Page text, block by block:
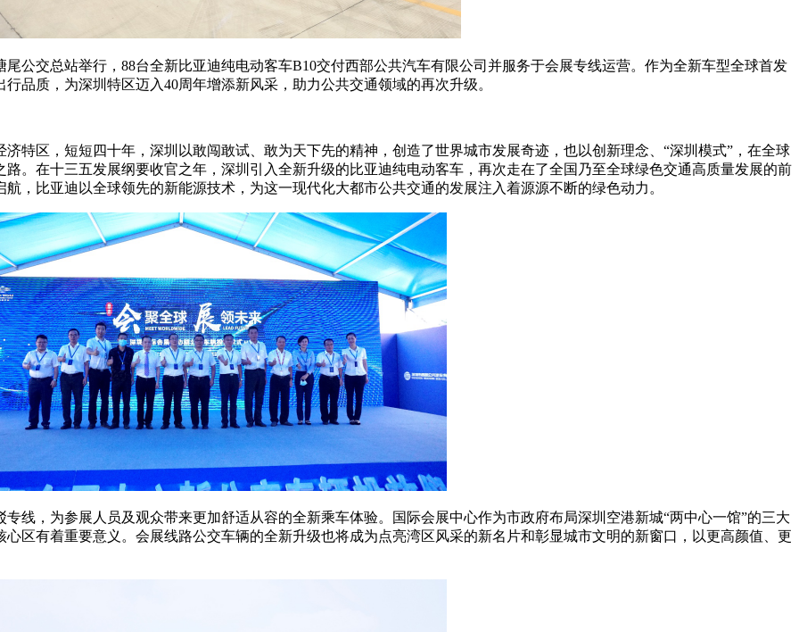
公交总站举行，88台全新比亚迪纯电动客车B10交付西部公共汽车有限公司并服务于会展专线运营。作为全新车型全球首发
品质，为深圳特区迈入40周年增添新风采，助力公共交通领域的再次升级。
特区，短短四十年，深圳以敢闯敢试、敢为天下先的精神，创造了世界城市发展奇迹，也以创新理念、“深圳模式”，在全球
。在十三五发展纲要收官之年，深圳引入全新升级的比亚迪纯电动客车，再次走在了全国乃至全球绿色交通高质量发展的前
，比亚迪以全球领先的新能源技术，为这一现代化大都市公共交通的发展注入着源源不断的绿色动力。
线，为参展人员及观众带来更加舒适从容的全新乘车体验。国际会展中心作为市政府布局深圳空港新城“两中心一馆”的三大
区有着重要意义。会展线路公交车辆的全新升级也将成为点亮湾区风采的新名片和彰显城市文明的新窗口，以更高颜值、更